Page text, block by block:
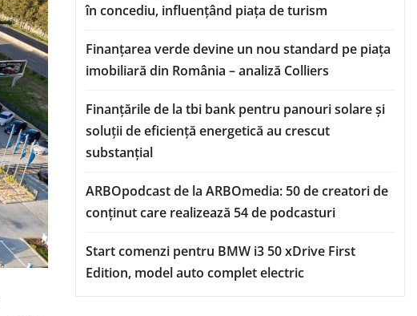
în concediu, influențând piața de turism
Finanțarea verde devine un nou standard pe piața
imobiliară din România – analiză Colliers
Finanțările de la tbi bank pentru panouri solare și
soluții de eficiență energetică au crescut
substanțial
ARBOpodcast de la ARBOmedia: 50 de creatori de
conținut care realizează 54 de podcasturi
Start comenzi pentru BMW i3 50 xDrive First
Edition, model auto complet electric